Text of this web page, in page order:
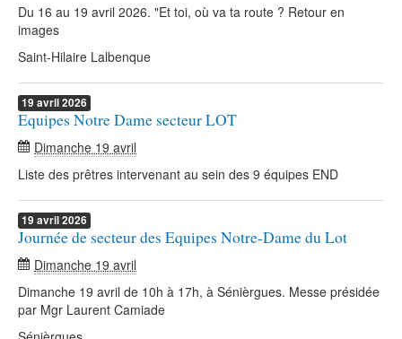
Du 16 au 19 avril 2026. "Et toi, où va ta route ? Retour en
images
Saint-Hilaire Lalbenque
19 avril2026
Equipes Notre Dame secteur LOT
Dimanche 19 avril
Liste des prêtres intervenant au sein des 9 équipes END
19 avril2026
Journée de secteur des Equipes Notre-Dame du Lot
Dimanche 19 avril
Dimanche 19 avril de 10h à 17h, à Sénièrgues. Messe présidée
par Mgr Laurent Camiade